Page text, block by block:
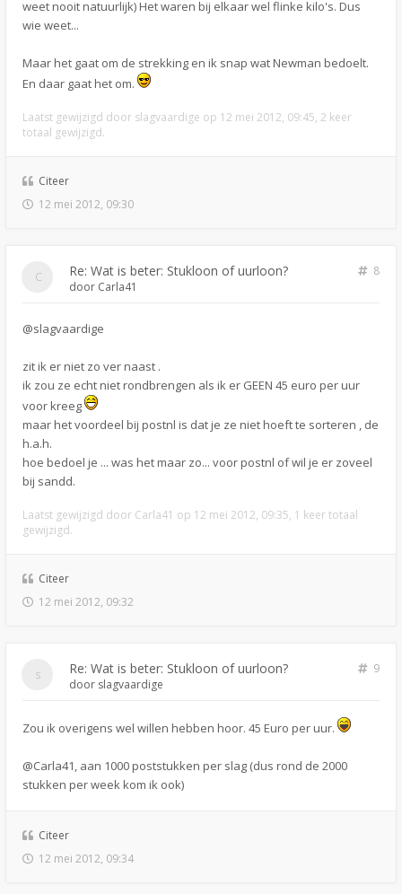
weet nooit natuurlijk) Het waren bij elkaar wel flinke kilo's. Dus
wie weet...
Maar het gaat om de strekking en ik snap wat Newman bedoelt.
En daar gaat het om.
Laatst gewijzigd door slagvaardige op 12 mei 2012, 09:45, 2 keer
totaal gewijzigd.
Citeer
12 mei 2012, 09:30
Re: Wat is beter: Stukloon of uurloon?
8
door Carla41
@slagvaardige
zit ik er niet zo ver naast .
ik zou ze echt niet rondbrengen als ik er GEEN 45 euro per uur
voor kreeg
maar het voordeel bij postnl is dat je ze niet hoeft te sorteren , de
h.a.h.
hoe bedoel je ... was het maar zo... voor postnl of wil je er zoveel
bij sandd.
Laatst gewijzigd door Carla41 op 12 mei 2012, 09:35, 1 keer totaal
gewijzigd.
Citeer
12 mei 2012, 09:32
Re: Wat is beter: Stukloon of uurloon?
9
door slagvaardige
Zou ik overigens wel willen hebben hoor. 45 Euro per uur.
@Carla41, aan 1000 poststukken per slag (dus rond de 2000
stukken per week kom ik ook)
Citeer
12 mei 2012, 09:34